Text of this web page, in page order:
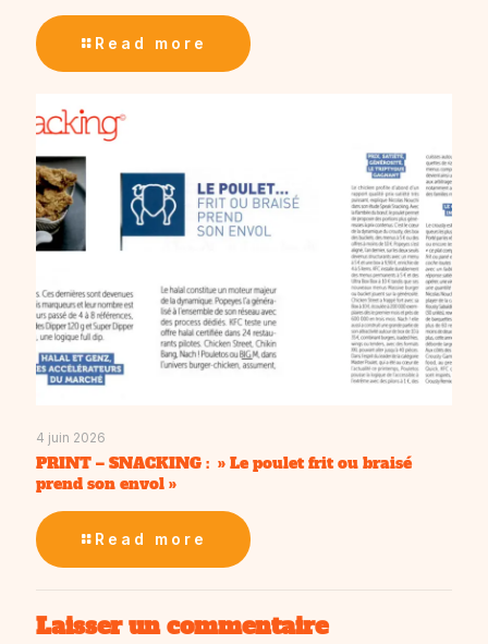
Read more
4 juin 2026
PRINT – SNACKING : » Le poulet frit ou braisé
prend son envol »
Read more
Laisser un commentaire